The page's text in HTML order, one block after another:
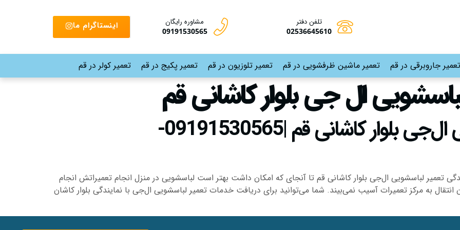
تلفن دفتر
02536645610
مشاوره رایگان
09191530565 اینستاگرام ما
تعمیر جاروبرقی در قم تعمیر ماشین ظرفشویی در قم تعمیر تلوزیون در قم تعمیر پکیج در قم تعمیر کولر در قم
ال جی بلوار کاشانی قم
نمایندگی تعمیر لباسشویی ال‌جی بلوار کاشانی قم |09191530565-
تعمیر لباسشویی ال‌جی بلوار کاشانی قم تا آنجای که امکان داشت بهتر است لباسشویی در منزل انجام تعمیراتش انجام
به مرکز تعمیرات آسیب نمی‌بیند. شما می‌توانید برای دریافت خدمات تعمیر لباسشویی ال‌جی با نمایندگی بلوار کاشان